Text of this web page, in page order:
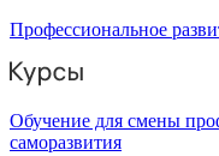
Профессиональное
Обучение для смены
саморазвития